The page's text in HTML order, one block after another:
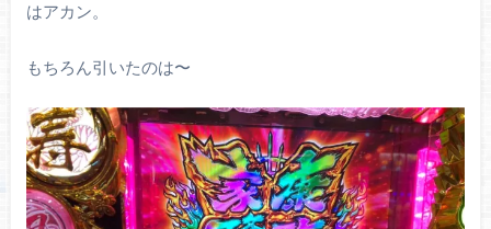
はアカン。
もちろん引いたのは〜